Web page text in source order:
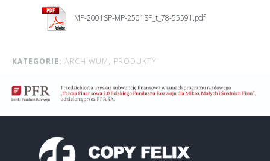
MP-2001SP-MP-2501SP_t_78-55591.pdf
KATEGORIE: ARCHIWUM, PRODUKTY